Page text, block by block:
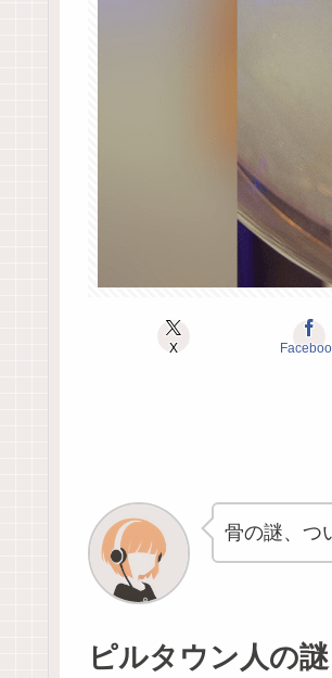
X
骨の謎、つ
ピルタウン人の